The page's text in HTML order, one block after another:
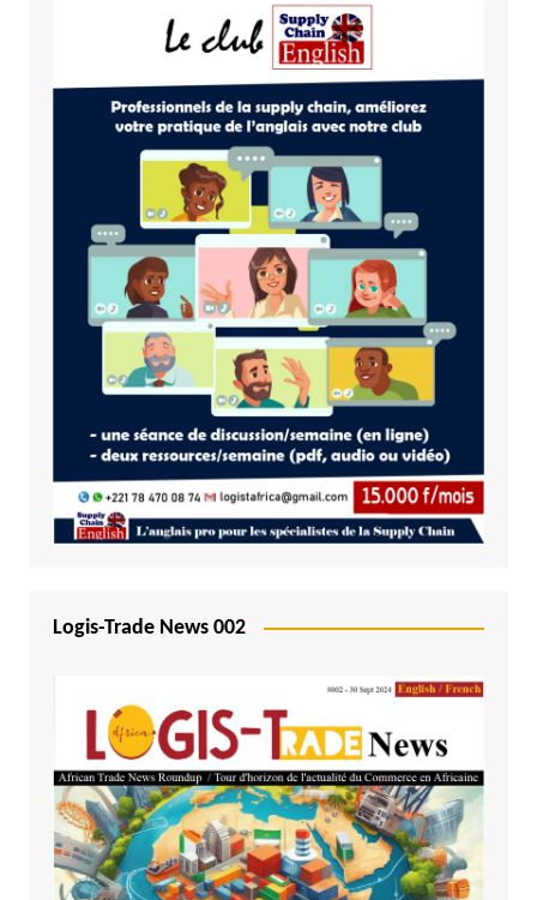
Logis-Trade News 002